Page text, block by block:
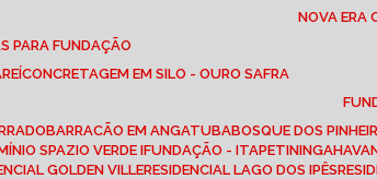
NOVA
PARA FUNDAÇÃO
CONCRETAGEM EM SILO - OURO SAFRA
BARRACÃO EM ANGATUBA BOSQUE DOS
SPAZIO VERDE I FUNDAÇÃO - ITAPETININGA
GOLDEN VILLE RESIDENCIAL LAGO DOS IPÊS